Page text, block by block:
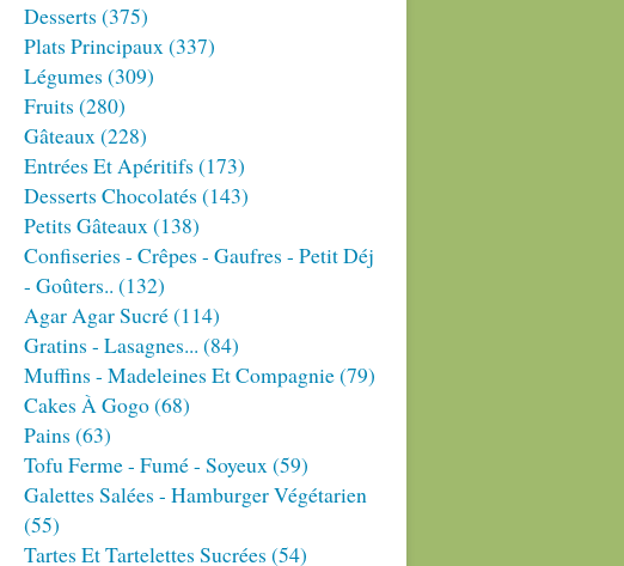
Desserts (375)
Plats Principaux(337)
Légumes (309)
Fruits (280)
Gâteaux(228)
Entrées Et Apéritifs (173)
Desserts Chocolatés (143)
Petits Gâteaux(138)
Confiseries - Crêpes - Gaufres - Petit Déj
- Goûters.. (132)
Agar Agar Sucré(114)
Gratins - Lasagnes... (84)
Muffins - Madeleines Et Compagnie(79)
Cakes À Gogo(68)
Pains (63)
Tofu Ferme - Fumé - Soyeux(59)
Galettes Salées - Hamburger Végétarien
(55)
Tartes Et Tartelettes Sucrées (54)